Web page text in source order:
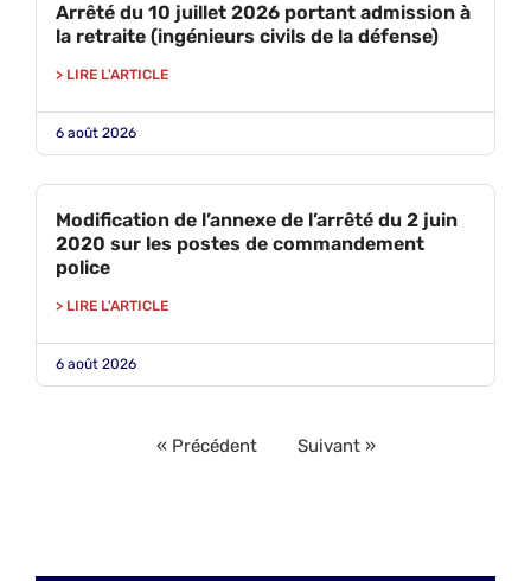
Arrêté du 10 juillet 2026 portant admission à
la retraite (ingénieurs civils de la défense)
> LIRE L'ARTICLE
6 août 2026
Modification de l’annexe de l’arrêté du 2 juin
2020 sur les postes de commandement
police
> LIRE L'ARTICLE
6 août 2026
« Précédent Suivant »